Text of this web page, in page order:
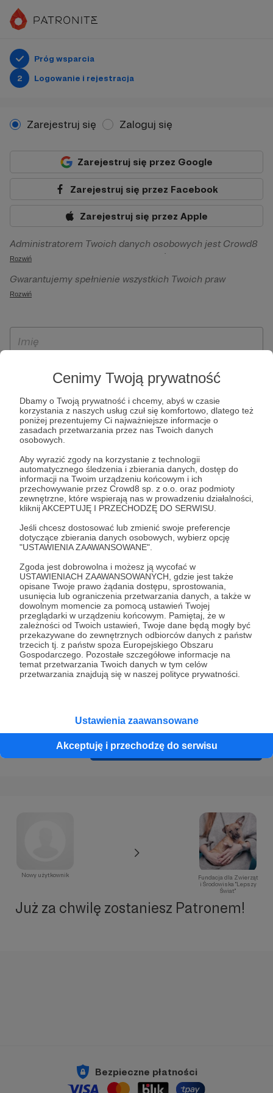
Cenimy Twoją prywatność
Dbamy o Twoją prywatność i chcemy, abyś w czasie
korzystania z naszych usług czuł się komfortowo, dlatego też
poniżej prezentujemy Ci najważniejsze informacje o
zasadach przetwarzania przez nas Twoich danych
osobowych.
Aby wyrazić zgody na korzystanie z technologii
automatycznego śledzenia i zbierania danych, dostęp do
informacji na Twoim urządzeniu końcowym i ich
przechowywanie przez Crowd8 sp. z o.o. oraz podmioty
zewnętrzne, które wspierają nas w prowadzeniu działalności,
kliknij AKCEPTUJĘ I PRZECHODZĘ DO SERWISU.
Jeśli chcesz dostosować lub zmienić swoje preferencje
dotyczące zbierania danych osobowych, wybierz opcję
"USTAWIENIA ZAAWANSOWANE".
Zgoda jest dobrowolna i możesz ją wycofać w
USTAWIENIACH ZAAWANSOWANYCH, gdzie jest także
opisane Twoje prawo żądania dostępu, sprostowania,
usunięcia lub ograniczenia przetwarzania danych, a także w
dowolnym momencie za pomocą ustawień Twojej
przeglądarki w urządzeniu końcowym. Pamiętaj, że w
zależności od Twoich ustawień, Twoje dane będą mogły być
przekazywane do zewnętrznych odbiorców danych z państw
trzecich tj. z państw spoza Europejskiego Obszaru
Gospodarczego. Pozostałe szczegółowe informacje na
temat przetwarzania Twoich danych w tym celów
przetwarzania znajdują się w naszej polityce prywatności.
Ustawienia zaawansowane
Akceptuję i przechodzę do serwisu
Próg wsparcia
2
Logowanie i rejestracja
Zarejestruj się Zaloguj się
Zarejestruj się przez Google
Zarejestruj się przez Facebook
Zarejestruj się przez Apple
Administratorem Twoich danych osobowych jest Crowd8
sp. z o.o. z siedziba w Warszawie, ul. Żwirki i Wigury 16, 02-
092 Warszawa. Twoje dane osobowe będą przetwarzane w
szczególności w celu wykonania umowy zawartej z Tobą, w
Patronite.pl, w tym możliwości dokonywania oraz
otrzymywania wsparcia na naszej platformie oraz
Rozwiń
Gwarantujemy spełnienie wszystkich Twoich praw
wynikających z ogólnego rozporządzenia o ochronie
ich przenoszenia, niepodlegania zautomatyzowanemu
podejmowaniu decyzji, w tym profilowaniu, a także prawo
osobowych. Rejestracja dla osób niepełnoletnich możliwa
jest po przekazaniu podpisanego formularza "Zgodna na
założenie konta przez osobę niepełnoletnią", formularz
dostępny jest na stronie regulaminu Patronite.pl.
Rozwiń
* Zapoznałem się i akceptujęRegulaminserwisu oraz
Prywatności
* Wyrażam zgodę na przetwarzanie moich danych
osobowych podanych w formularzu rejestracyjnym w celu
prawidłowego świadczenia usług serwisu Patronite.
Wyrażam zgodę na otrzymywanie drogą elektroniczną
informacji handlowych - newslettera. Opcja ta może zostać
zmieniona w ustawieniach konta.
Cofnij Zarejestruj się i przejdź dalej
Nowy użytkownik
Fundacja dla Zwierząt
i Środowiska "Lepszy
Świat"
Już za chwilę zostaniesz Patronem!
Bezpieczne płatności